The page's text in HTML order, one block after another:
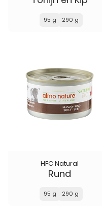
95 g 290 g
HFC Natural
Rund
95 g 290 g